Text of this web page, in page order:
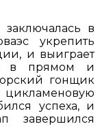
в
укрепить
и выиграет
в прямом и
гонщик
цикламеновую
успеха, и
завершился